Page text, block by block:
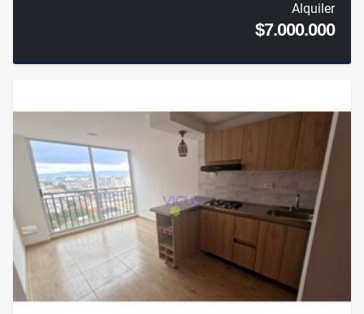
Alquiler
$7.000.000